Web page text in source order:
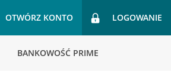
OTWÓRZ KONTO LOGOWANIE
BANKOWOŚĆ PRIME